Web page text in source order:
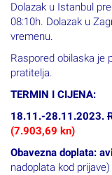
Dolazak u Istanbul
08:10h. Dolazak u
vremenu.
Raspored obilaska je
pratitelja.
TERMIN I CIJENA:
18.11.-28.11.2023.
(7.903,69 kn)
Obavezna doplata:
nadoplata kod prijave)